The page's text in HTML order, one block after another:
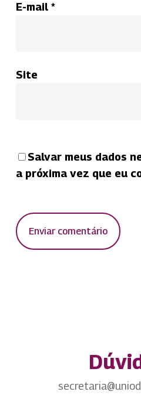
E-mail *
Site
Salvar meus dados
a próxima vez que eu